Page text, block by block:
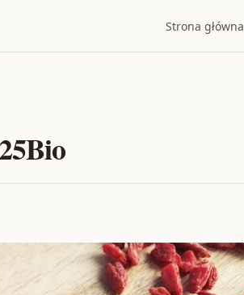
Strona główna